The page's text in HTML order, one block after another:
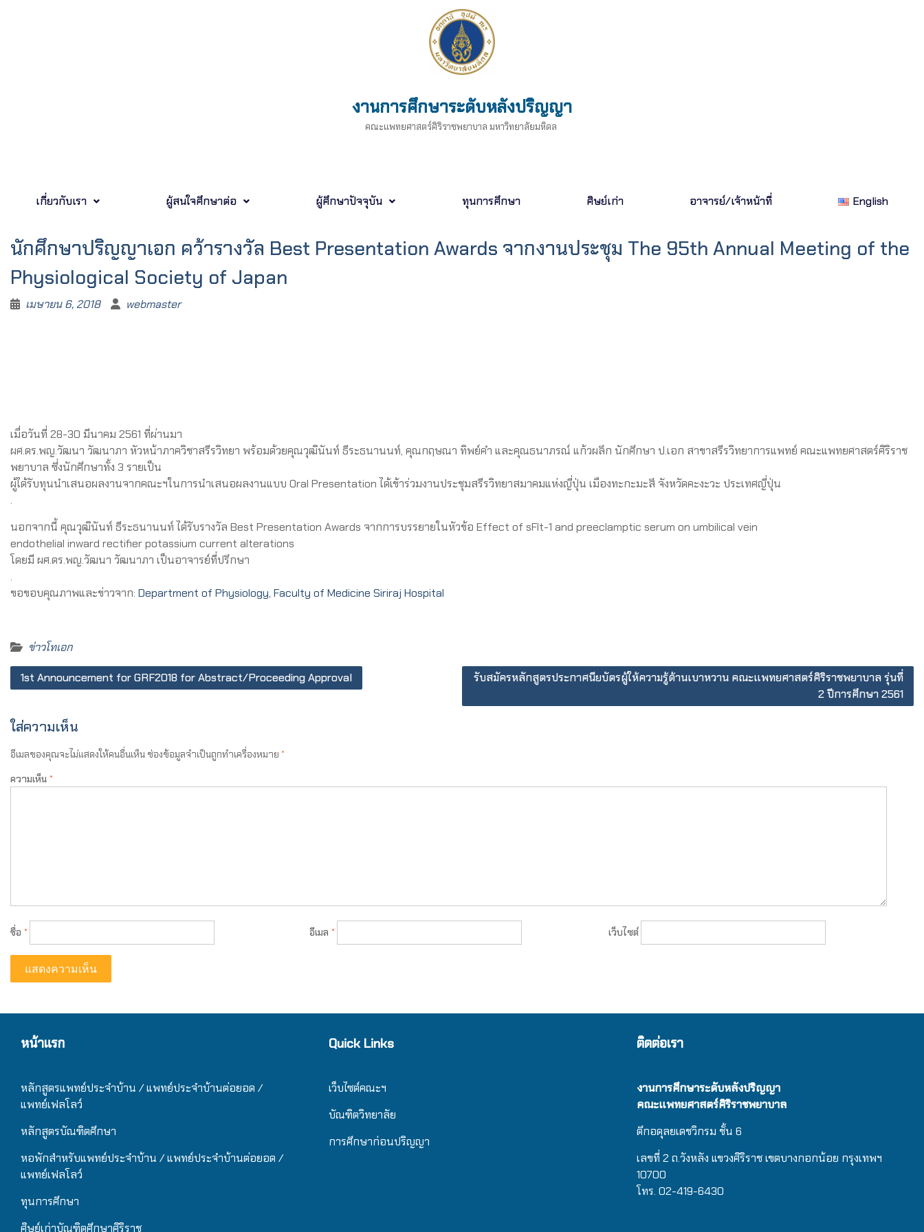
งานการศึกษาระดับหลังปริญญา
คณะแพทยศาสตร์ศิริราชพยาบาล มหาวิทยาลัยมหิดล
เกี่ยวกับเรา ผู้สนใจศึกษาต่อ ผู้ศึกษาปัจจุบัน ทุนการศึกษา ศิษย์เก่า อาจารย์/เจ้าหน้าที่ English
นักศึกษาปริญญาเอก คว้ารางวัล Best Presentation Awards จากงานประชุม The 95th Annual Meeting of the
Physiological Society of Japan
เมษายน 6, 2018 webmaster
เมื่อวันที่ 28-30 มีนาคม 2561 ที่ผ่านมา
ผศ.ดร.พญ.วัฒนา วัฒนาภา หัวหน้าภาควิชาสรีรวิทยา พร้อมด้วยคุณวุฒินันท์ ธีระธนานนท์, คุณกฤษณา ทิพย์คำ และคุณธนาภรณ์ แก้วผลึก นักศึกษา ป.เอก สาขาสรีรวิทยาการแพทย์ คณะแพทยศาสตร์ศิริราช
พยาบาล ซึ่งนักศึกษาทั้ง 3 รายเป็น
ผู้ได้รับทุนนำเสนอผลงานจากคณะฯในการนำเสนอผลงานแบบ Oral Presentation ได้เข้าร่วมงานประชุมสรีรวิทยาสมาคมแห่งญี่ปุ่น เมืองทะกะมะสึ จังหวัดคะงะวะ ประเทศญี่ปุ่น
.
นอกจากนี้ คุณวุฒินันท์ ธีระธนานนท์ ได้รับรางวัล Best Presentation Awards จากการบรรยายในหัวข้อ Effect of sFlt-1 and preeclamptic serum on umbilical vein
endothelial inward rectifier potassium current alterations
โดยมี ผศ.ดร.พญ.วัฒนา วัฒนาภา เป็นอาจารย์ที่ปรึกษา
.
ขอขอบคุณภาพและข่าวจาก: Department of Physiology, Faculty of Medicine Siriraj Hospital
ข่าวโทเอก
1st Announcement for GRF2018 for Abstract/Proceeding Approval
รับสมัครหลักสูตรประกาศนียบัตรผู้ให้ความรู้ด้านเบาหวาน คณะแพทยศาสตร์ศิริราชพยาบาล รุ่นที่
2 ปีการศึกษา 2561
ใส่ความเห็น
อีเมลของคุณจะไม่แสดงให้คนอื่นเห็น ช่องข้อมูลจำเป็นถูกทำเครื่องหมาย *
ความเห็น *
ชื่อ * อีเมล * เว็บไซต์
หน้าแรก
หลักสูตรแพทย์ประจำบ้าน / แพทย์ประจำบ้านต่อยอด /
แพทย์เฟลโลว์
หลักสูตรบัณฑิตศึกษา
หอพักสำหรับแพทย์ประจำบ้าน / แพทย์ประจำบ้านต่อยอด /
แพทย์เฟลโลว์
ทุนการศึกษา
ศิษย์เก่าบัณฑิตศึกษาศิริราช
Quick Links
เว็บไซต์คณะฯ
บัณฑิตวิทยาลัย
การศึกษาก่อนปริญญา
ติดต่อเรา
งานการศึกษาระดับหลังปริญญา
คณะแพทยศาสตร์ศิริราชพยาบาล
ตึกอดุลยเดชวิกรม ชั้น 6
เลขที่ 2 ถ.วังหลัง แขวงศิริราช เขตบางกอกน้อย กรุงเทพฯ
10700
โทร. 02-419-6430